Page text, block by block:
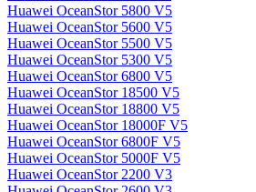
Huawei OceanStor 5800 V5
Huawei OceanStor 5600 V5
Huawei OceanStor 5500 V5
Huawei OceanStor 5300 V5
Huawei OceanStor 6800 V5
Huawei OceanStor 18500 V5
Huawei OceanStor 18800 V5
Huawei OceanStor 18000F V5
Huawei OceanStor 6800F V5
Huawei OceanStor 5000F V5
Huawei OceanStor 2200 V3